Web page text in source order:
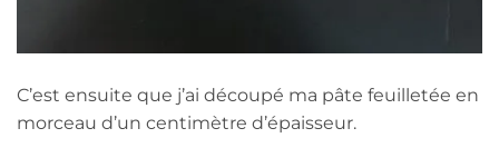
C’est ensuite que j’ai découpé ma pâte feuilletée en
morceau d’un centimètre d’épaisseur.